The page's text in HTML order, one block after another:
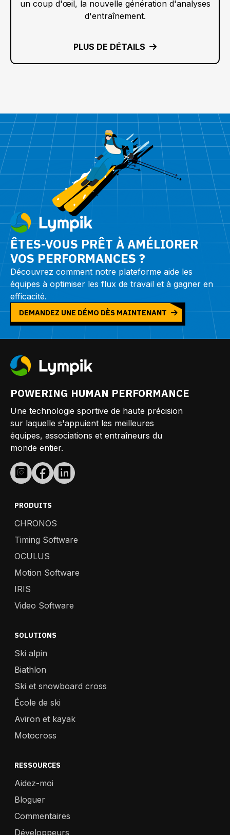
un coup d'œil, la nouvelle génération d'analyses
d'entraînement.
PLUS DE DÉTAILS
ÊTES-VOUS PRÊT À AMÉLIORER
VOS PERFORMANCES ?
Découvrez comment notre plateforme aide les
équipes à optimiser les flux de travail et à gagner en
efficacité.
DEMANDEZ UNE DÉMO DÈS MAINTENANT
POWERING HUMAN PERFORMANCE
Une technologie sportive de haute précision
sur laquelle s'appuient les meilleures
équipes, associations et entraîneurs du
monde entier.
PRODUITS
CHRONOS
Timing Software
OCULUS
Motion Software
IRIS
Video Software
SOLUTIONS
Ski alpin
Biathlon
Ski et snowboard cross
École de ski
Aviron et kayak
Motocross
RESSOURCES
Aidez-moi
Bloguer
Commentaires
Développeurs